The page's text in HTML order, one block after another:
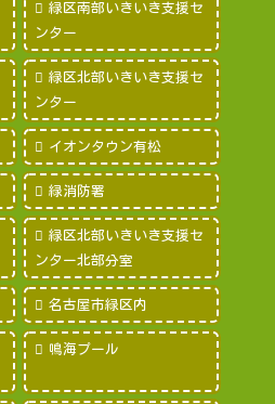
緑区南部いきいき支援セ
ンター
緑区北部いきいき支援セ
ンター
イオンタウン有松
緑消防署
緑区北部いきいき支援セ
ンター北部分室
名古屋市緑区内
鳴海プール